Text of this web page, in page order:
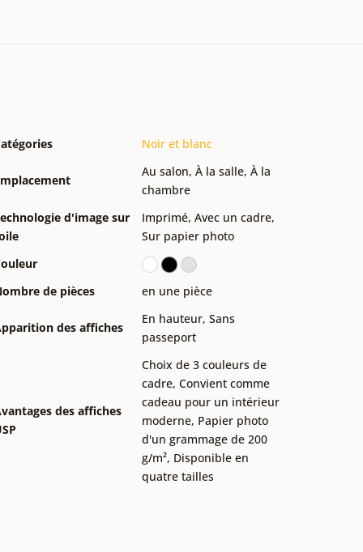
Noir et blanc
Au salon, À la salle, À la
chambre
d'image sur
Imprimé, Avec un cadre,
Sur papier photo
de pièces
en une pièce
des affiches
En hauteur, Sans
passeport
des affiches
Choix de 3 couleurs de
cadre, Convient comme
cadeau pour un intérieur
moderne, Papier photo
d'un grammage de 200
g/m², Disponible en
quatre tailles